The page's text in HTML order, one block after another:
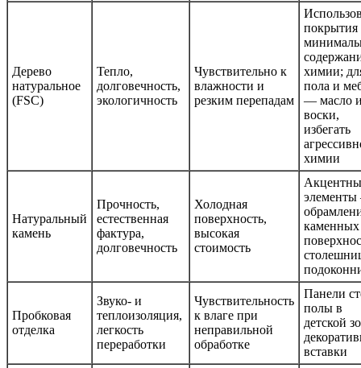
Дерево
натуральное
(FSC)
Тепло,
долговечность,
экологичность
Чувствительно к
влажности и
резким перепадам
покрытия
химии;
пола и
— масло
воски,
избегать
химии
Натуральный
камень
Прочность,
естественная
фактура,
долговечность
Холодная
поверхность,
высокая
стоимость
каменных
Пробковая
отделка
Звуко- и
теплоизоляция,
легкость
переработки
Чувствительность
к влаге при
неправильной
обработке
Панели
полы в
детской
вставки